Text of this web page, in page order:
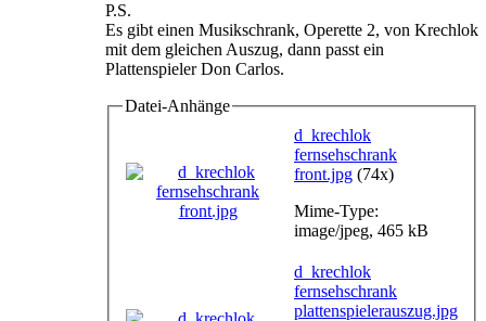
P.S.
Es gibt einen Musikschrank, Operette 2, von Krechlok
mit dem gleichen Auszug, dann passt ein
Plattenspieler Don Carlos.
Datei-Anhänge
d_krechlok
fernsehschrank
front.jpg (74x)
Mime-Type:
image/jpeg, 465 kB
d_krechlok
fernsehschrank
plattenspielerauszug.jpg